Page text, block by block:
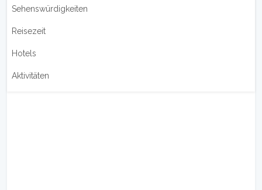
Sehenswürdigkeiten
Reisezeit
Hotels
Aktivitäten